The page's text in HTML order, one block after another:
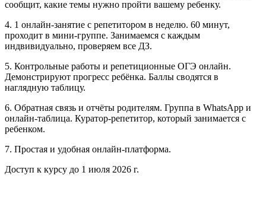
сообщит, какие темы нужно пройти вашему ребенку.
4. 1 онлайн-занятие с репетитором в неделю. 60 минут,
проходит в мини-группе. Занимаемся с каждым
индвивидуально, проверяем все ДЗ.
5. Контрольные работы и репетиционные ОГЭ онлайн.
Демонстрируют прогресс ребёнка. Баллы сводятся в
наглядную таблицу.
6. Обратная связь и отчёты родителям. Группа в WhatsApp и
онлайн-таблица. Куратор-репетитор, который занимается с
ребенком.
7. Простая и удобная онлайн-платформа.
Доступ к курсу до 1 июля 2026 г.